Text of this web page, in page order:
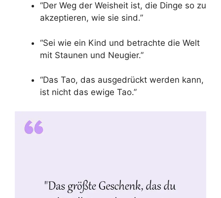
“Der Weg der Weisheit ist, die Dinge so zu
akzeptieren, wie sie sind.”
“Sei wie ein Kind und betrachte die Welt
mit Staunen und Neugier.”
“Das Tao, das ausgedrückt werden kann,
ist nicht das ewige Tao.”